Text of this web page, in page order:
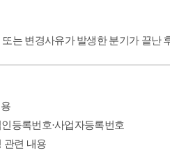
또는 변경사유가 발생한 분기 가 끝난
등록번호·사업자등록번호
관련 내용